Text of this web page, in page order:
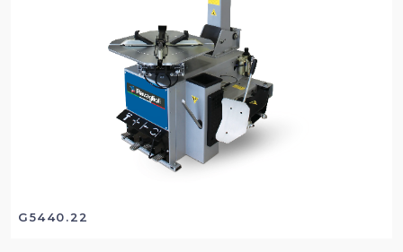
G5440.22